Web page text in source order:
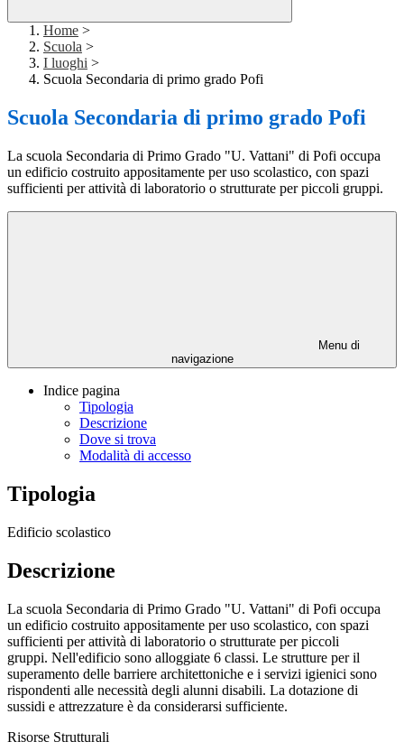
Home >
Scuola >
I luoghi >
Scuola Secondaria di primo grado Pofi
Scuola Secondaria di primo grado Pofi
La scuola Secondaria di Primo Grado "U. Vattani" di Pofi occupa
un edificio costruito appositamente per uso scolastico, con spazi
sufficienti per attività di laboratorio o strutturate per piccoli gruppi.
Menu di
navigazione
Indice pagina
Tipologia
Descrizione
Dove si trova
Modalità di accesso
Tipologia
Edificio scolastico
Descrizione
La scuola Secondaria di Primo Grado "U. Vattani" di Pofi occupa
un edificio costruito appositamente per uso scolastico, con spazi
sufficienti per attività di laboratorio o strutturate per piccoli
gruppi. Nell'edificio sono alloggiate 6 classi. Le strutture per il
superamento delle barriere architettoniche e i servizi igienici sono
rispondenti alle necessità degli alunni disabili. La dotazione di
sussidi e attrezzature è da considerarsi sufficiente.
Risorse Strutturali